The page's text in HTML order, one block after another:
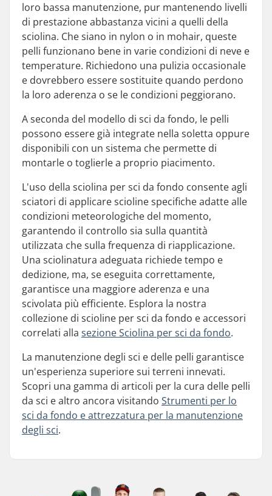
loro bassa manutenzione, pur mantenendo livelli
di prestazione abbastanza vicini a quelli della
sciolina. Che siano in nylon o in mohair, queste
pelli funzionano bene in varie condizioni di neve e
temperature. Richiedono una pulizia occasionale
e dovrebbero essere sostituite quando perdono
la loro aderenza o se le condizioni peggiorano.
A seconda del modello di sci da fondo, le pelli
possono essere già integrate nella soletta oppure
disponibili con un sistema che permette di
montarle o toglierle a proprio piacimento.
L'uso della sciolina per sci da fondo consente agli
sciatori di applicare scioline specifiche adatte alle
condizioni meteorologiche del momento,
garantendo il controllo sia sulla quantità
utilizzata che sulla frequenza di riapplicazione.
Una sciolinatura adeguata richiede tempo e
dedizione, ma, se eseguita correttamente,
garantisce una maggiore aderenza e una
scivolata più efficiente. Esplora la nostra
collezione di scioline per sci da fondo e accessori
correlati alla sezione Sciolina per sci da fondo.
La manutenzione degli sci e delle pelli garantisce
un'esperienza superiore sui terreni innevati.
Scopri una gamma di articoli per la cura delle pelli
da sci e altro ancora visitando Strumenti per lo
sci da fondo e attrezzatura per la manutenzione
degli sci.